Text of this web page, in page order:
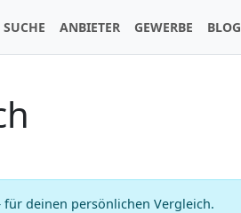
ANBIETER GEWERBE BLOG
deinen persönlichen Vergleich.